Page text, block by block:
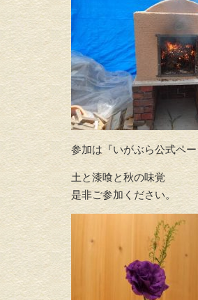
参加は『いがぶら公式ペ
土と漆喰と秋の味覚
是非ご参加ください。